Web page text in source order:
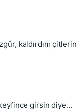
kaldırdım
girsin diye...